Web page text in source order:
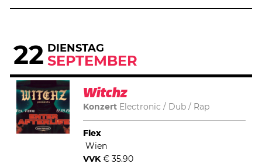
22 DIENSTAG
SEPTEMBER
Witchz
Konzert Electronic Dub Rap
Flex
Wien
VVK€ 35.90